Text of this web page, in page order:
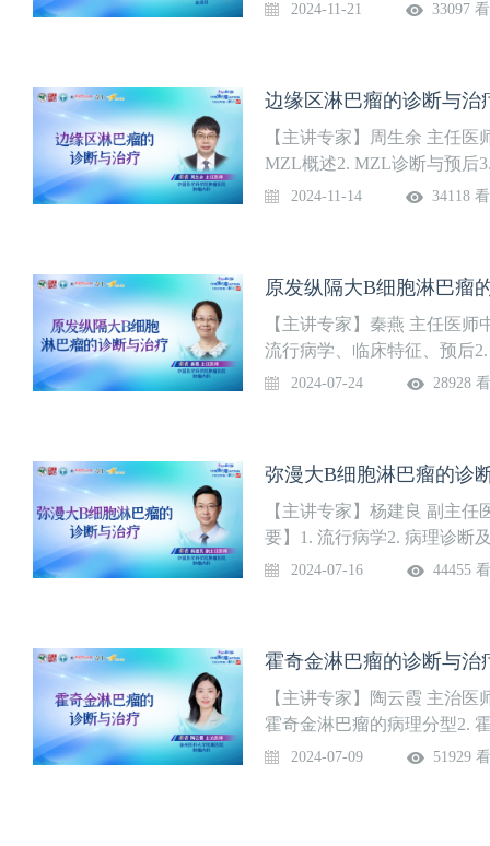
2024-11-21 33097
边缘区淋巴瘤的诊断与治
【主讲专家】周生余 主任
MZL概述2. MZL诊断与预后
2024-11-14 34118
原发纵隔大B细胞淋巴瘤
【主讲专家】秦燕 主任医
流行病学、临床特征、预后
（3个）2024-07-24 28928
弥漫大B细胞淋巴瘤的诊
【主讲专家】杨建良 副主
要】1. 流行病学2. 病理诊断
2024-07-16 44455
霍奇金淋巴瘤的诊断与治
【主讲专家】陶云霞 主治
霍奇金淋巴瘤的病理分型2.
奇金淋巴瘤的治疗
2024-07-09 51929